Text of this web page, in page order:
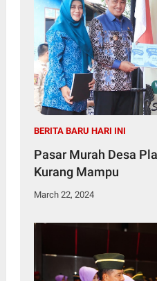
BERITA BARU HARI INI
Pasar Murah Desa
Kurang Mampu
March 22, 2024